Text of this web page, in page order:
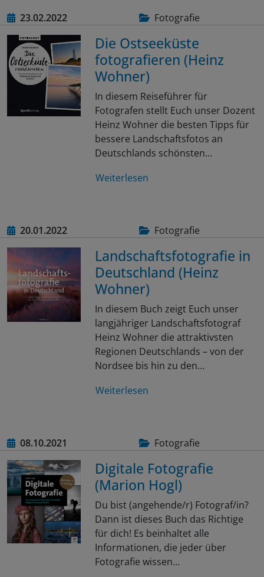
23.02.2022 Fotografie
Die Ostseeküste
fotografieren (Heinz
Wohner)
In diesem Reiseführer für
Fotografen stellt Euch unser Dozent
Heinz Wohner die besten Tipps für
bessere Landschaftsfotos an
Deutschlands schönsten…
Weiterlesen
20.01.2022 Fotografie
Landschaftsfotografie in
Deutschland (Heinz
Wohner)
In diesem Buch zeigt Euch unser
langjähriger Landschaftsfotograf
Heinz Wohner die attraktivsten
Regionen Deutschlands – von der
Nordsee bis hin zu den…
Weiterlesen
08.10.2021 Fotografie
Digitale Fotografie
(Marion Hogl)
Du bist (angehende/r) Fotograf/in?
Dann ist dieses Buch das Richtige
für dich! Es beinhaltet alle
Informationen, die jeder über
Fotografie wissen…